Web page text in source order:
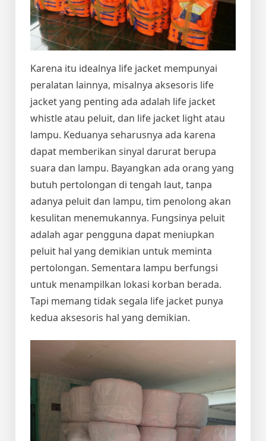
Karena itu idealnya life jacket mempunyai
peralatan lainnya, misalnya aksesoris life
jacket yang penting ada adalah life jacket
whistle atau peluit, dan life jacket light atau
lampu. Keduanya seharusnya ada karena
dapat memberikan sinyal darurat berupa
suara dan lampu. Bayangkan ada orang yang
butuh pertolongan di tengah laut, tanpa
adanya peluit dan lampu, tim penolong akan
kesulitan menemukannya. Fungsinya peluit
adalah agar pengguna dapat meniupkan
peluit hal yang demikian untuk meminta
pertolongan. Sementara lampu berfungsi
untuk menampilkan lokasi korban berada.
Tapi memang tidak segala life jacket punya
kedua aksesoris hal yang demikian.